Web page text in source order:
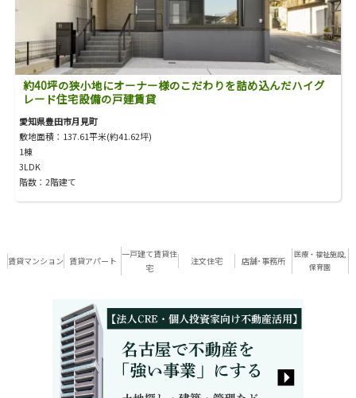
約40坪の狭小地にオーナー様のこだわりを詰め込んだハイグ
レード住宅設備の戸建賃貸
愛知県豊田市月見町
敷地面積：137.61平米(約41.62坪)
1棟
3LDK
階数：2階建て
賃貸マンション 賃貸アパート
一戸建て賃貸住
宅
注文住宅 店舗･事務所
医療・福祉施設,
保育園